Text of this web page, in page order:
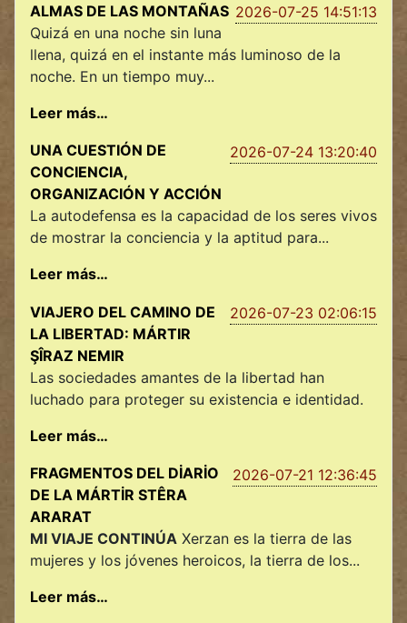
2026-07-25 14:51:13
ALMAS DE LAS MONTAÑAS
Quizá en una noche sin luna
llena, quizá en el instante más luminoso de la
noche. En un tiempo muy...
Leer más…
2026-07-24 13:20:40
UNA CUESTIÓN DE
CONCIENCIA,
ORGANIZACIÓN Y ACCIÓN
La autodefensa es la capacidad de los seres vivos
de mostrar la conciencia y la aptitud para...
Leer más…
2026-07-23 02:06:15
VIAJERO DEL CAMINO DE
LA LIBERTAD: MÁRTIR
ŞÎRAZ NEMIR
Las sociedades amantes de la libertad han
luchado para proteger su existencia e identidad.
Leer más…
2026-07-21 12:36:45
FRAGMENTOS DEL DİARİO
DE LA MÁRTİR STÊRA
ARARAT
MI VIAJE CONTINÚA Xerzan es la tierra de las
mujeres y los jóvenes heroicos, la tierra de los...
Leer más…